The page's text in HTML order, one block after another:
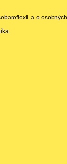
a o osobných